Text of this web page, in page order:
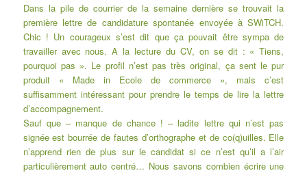
Dans la pile de courrier de la semaine dernière se trouvait la
première lettre de candidature spontanée envoyée à SWiTCH.
Chic ! Un courageux s’est dit que ça pouvait être sympa de
travailler avec nous. A la lecture du CV, on se dit : « Tiens,
pourquoi pas ». Le profil n’est pas très original, ça sent le pur
produit « Made in Ecole de commerce », mais c’est
suffisamment intéressant pour prendre le temps de lire la lettre
d’accompagnement.
Sauf que – manque de chance ! – ladite lettre qui n’est pas
signée est bourrée de fautes d’orthographe et de co(q)uilles. Elle
n’apprend rien de plus sur le candidat si ce n’est qu’il a l’air
particulièrement auto centré… Nous savons combien écrire une